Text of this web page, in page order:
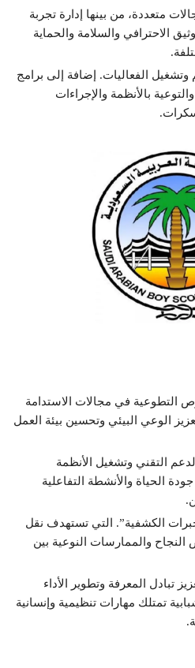
متعددة، من بينها إدارة تجربة
الاحترافي والسلامة والحماية
الفعاليات. إضافة إلى برامج
بالأنظمة والإجراءات
في مجالات الاستدامة
الوعي البيئي وتحسين بيئة العمل
التقني وتشغيل الأنظمة
الحياة والأنشطة التفاعلية
الكشفية”. التي تستهدف نقل
والممارسات النوعية بين
تبادل المعرفة وتطوير الأداء
تمتلك مهارات تنظيمية وإنسانية